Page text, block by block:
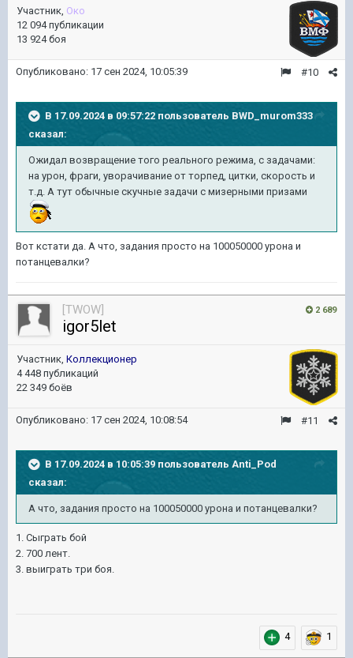
Участник, Око
12 094 публикации
13 924 боя
#10
Опубликовано: 17 сен 2024, 10:05:39
В 17.09.2024 в 09:57:22 пользователь BWD_murom333
сказал:
Ожидал возвращение того реального режима, с задачами:
на урон, фраги, уворачивание от торпед, цитки, скорость и
т.д. А тут обычные скучные задачи с мизерными призами
Вот кстати да. А что, задания просто на 100050000 урона и
потанцевалки?
2 689
[TWOW]
igor5let
Участник, Коллекционер
4 448 публикаций
22 349 боёв
#11
Опубликовано: 17 сен 2024, 10:08:54
В 17.09.2024 в 10:05:39 пользователь Anti_Pod
сказал:
А что, задания просто на 100050000 урона и потанцевалки?
1. Сыграть бой
2. 700 лент.
3. выиграть три боя.
4 1